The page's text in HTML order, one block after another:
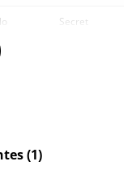
Secret
(1)